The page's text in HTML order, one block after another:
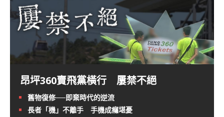
昂坪360賣飛黨橫行 屢禁不絕
舊物復修──即棄時代的逆流
長者「機」不離手 手機成癮堪憂